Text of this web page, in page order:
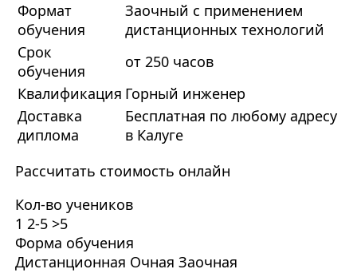
Формат
обучения
Заочный с применением
дистанционных технологий
Срок
обучения
от 250 часов
Квалификация Горный инженер
Доставка
диплома
Бесплатная по любому адресу
в Калуге
Рассчитать стоимость онлайн
Кол-во учеников
1 2-5 >5
Форма обучения
Дистанционная Очная Заочная